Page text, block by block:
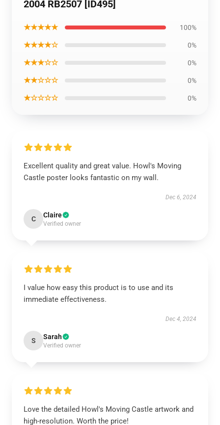
2004 RB2507 [ID495]
★★★★★ 100%
★★★★☆ 0%
★★★☆☆ 0%
★★☆☆☆ 0%
★☆☆☆☆ 0%
Excellent quality and great value. Howl's Moving
Castle poster looks fantastic on my wall.
Dec 6, 2024
C Claire
Verified owner
I value how easy this product is to use and its
immediate effectiveness.
Dec 4, 2024
S Sarah
Verified owner
Love the detailed Howl's Moving Castle artwork and
high-resolution. Worth the price!